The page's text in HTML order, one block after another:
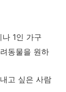
1인 가구
동물을 원하
고 싶은 사람